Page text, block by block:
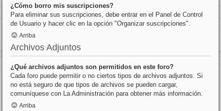
¿Cómo borro mis suscripciones?
Para eliminar sus suscripciones, debe entrar en el Panel de Control
de Usuario y hacer clic en la opción "Organizar suscripciones".
Arriba
Archivos Adjuntos
¿Qué archivos adjuntos son permitidos en este foro?
Cada foro puede permitir o no ciertos tipos de archivos adjuntos. Si
no está seguro de que tipos de archivos se pueden cargar,
comuníquese con La Administración para obtener más información.
Arriba